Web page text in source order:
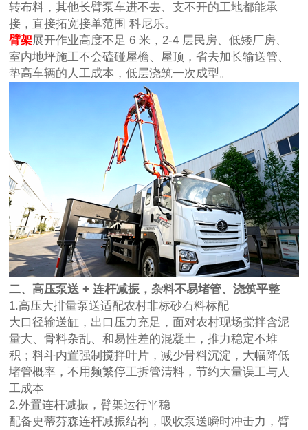
转布料，其他长臂泵车进不去、支不开的工地都能承
接，直接拓宽接单范围 科尼乐。
臂架展开作业高度不足 6 米，2-4 层民房、低矮厂房、
室内地坪施工不会磕碰屋檐、屋顶，省去加长输送管、
垫高车辆的人工成本，低层浇筑一次成型。
二、高压泵送 + 连杆减振，杂料不易堵管、浇筑平整
1.高压大排量泵送适配农村非标砂石料标配
大口径输送缸，出口压力充足，面对农村现场搅拌含泥
量大、骨料杂乱、和易性差的混凝土，推力稳定不堆
积；料斗内置强制搅拌叶片，减少骨料沉淀，大幅降低
堵管概率，不用频繁停工拆管清料，节约大量误工与人
工成本
2.外置连杆减振，臂架运行平稳
配备史蒂芬森连杆减振结构，吸收泵送瞬时冲击力，臂